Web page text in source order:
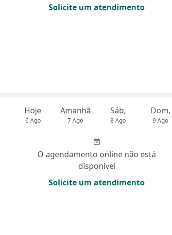
Solicite um atendimento
Hoje
6 Ago
Amanhã
7 Ago
Sáb,
8 Ago
Dom,
9 Ago
O agendamento online não está
disponível
Solicite um atendimento